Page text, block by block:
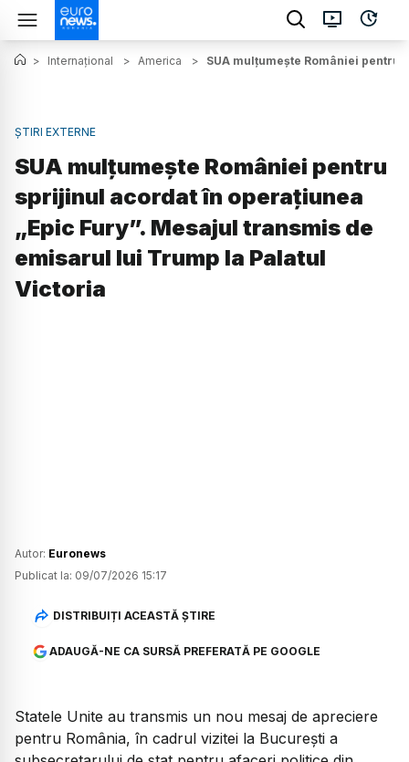
> Internațional > America > SUA mulțumește României
ȘTIRI EXTERNE
SUA mulțumește României pentru
sprijinul acordat în operațiunea
„Epic Fury”. Mesajul transmis de
emisarul lui Trump la Palatul
Victoria
Autor: Euronews
Publicat la: 09/07/2026 15:17
DISTRIBUIȚI ACEASTĂ ȘTIRE
ADAUGĂ-NE CA SURSĂ PREFERATĂ PE GOOGLE
Statele Unite au transmis un nou mesaj de apreciere
pentru România, în cadrul vizitei la București a